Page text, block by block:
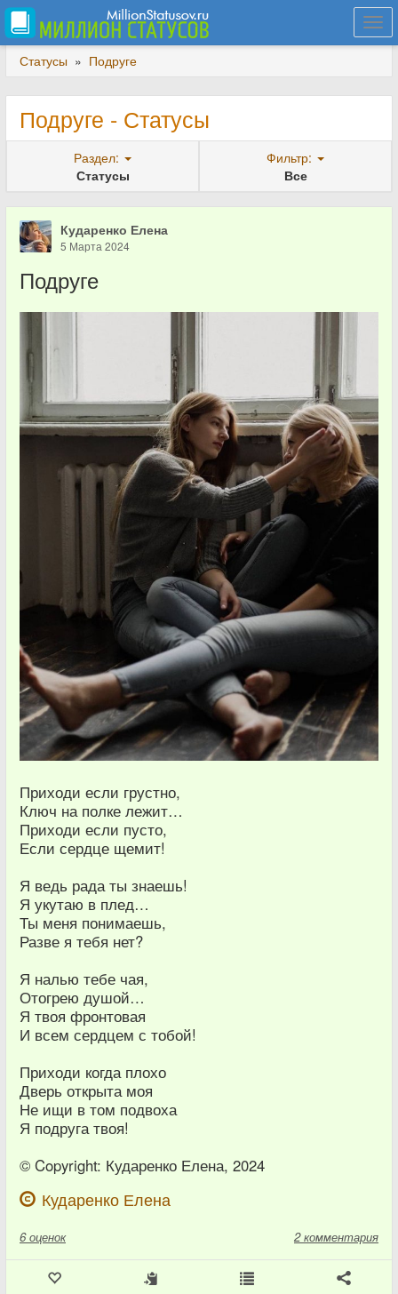
Статусы » Подруге
Подруге - Статусы
Раздел:
Статусы
Фильтр:
Все
Кударенко Елена
5 Марта 2024
Подруге
Приходи если грустно,
Ключ на полке лежит…
Приходи если пусто,
Если сердце щемит!
Я ведь рада ты знаешь!
Я укутаю в плед…
Ты меня понимаешь,
Разве я тебя нет?
Я налью тебе чая,
Отогрею душой…
Я твоя фронтовая
И всем сердцем с тобой!
Приходи когда плохо
Дверь открыта моя
Не ищи в том подвоха
Я подруга твоя!
© Copyright: Кударенко Елена, 2024
Кударенко Елена
6 оценок 2 комментария